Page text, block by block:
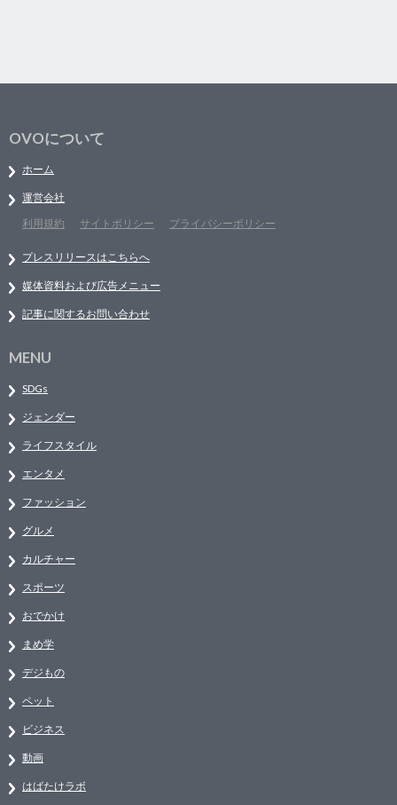
OVOについて
ホーム
運営会社
利用規約
サイトポリシー プライバシーポリシー
プレスリリースはこちらへ
媒体資料および広告メニュー
記事に関するお問い合わせ
MENU
SDGs
ジェンダー
ライフスタイル
エンタメ
ファッション
グルメ
カルチャー
スポーツ
おでかけ
まめ学
デジもの
ペット
ビジネス
動画
はばたけラボ